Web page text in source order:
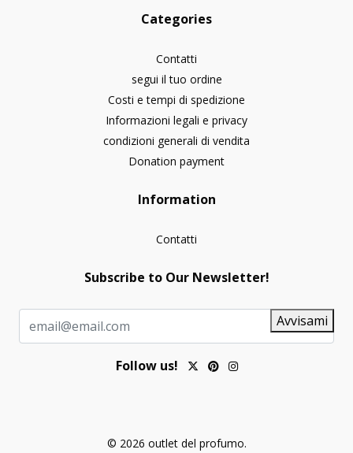
Categories
Contatti
segui il tuo ordine
Costi e tempi di spedizione
Informazioni legali e privacy
condizioni generali di vendita
Donation payment
Information
Contatti
Subscribe to Our Newsletter!
Avvisami
Follow us!
© 2026 outlet del profumo.